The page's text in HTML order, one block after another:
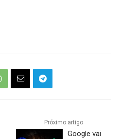
Próximo artigo
Google vai